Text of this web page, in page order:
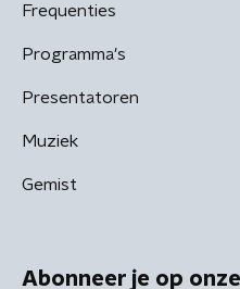
Frequenties
Programma's
Presentatoren
Muziek
Gemist
Abonneer je op